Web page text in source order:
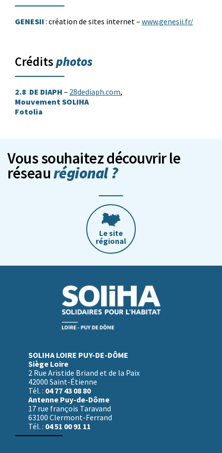
GENESII : création de sites internet – www.genesii.fr/
Créditsphotos
2.8 DE DIAPH – 28dediaph.com,
Mouvement SOLIHA
Fotolia
Vous souhaitez découvrir le
réseaurégional ?
Le site
régional
SOLIHA LOIRE PUY-DE-DÔME
Siège Loire
2 Rue Aristide Briand et de la Paix
42000 Saint-Étienne
Tél. : 04 77 43 08 80
Antenne Puy-de-Dôme
17 rue françois Taravand
63100 Clermont-Ferrand
Tél. : 04 51 00 91 11